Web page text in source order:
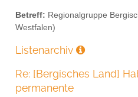
Betreff: Regionalgruppe
Westfalen)
Listenarchiv
Re: [Bergisches Land]
permanente